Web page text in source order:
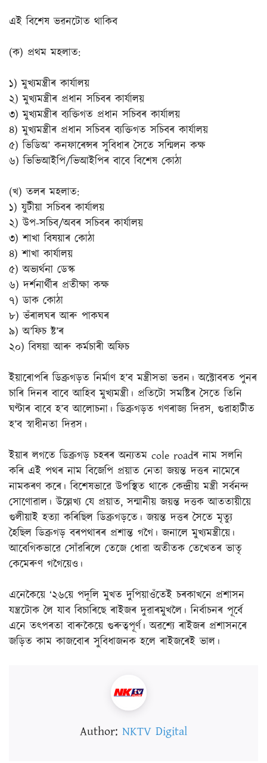
এই বিশেষ ভৱনটোত থাকিব
(ক) প্ৰথম মহলাত:
১) মুখ্যমন্ত্ৰীৰ কাৰ্যালয়
২) মুখ্যমন্ত্ৰীৰ প্ৰধান সচিবৰ কাৰ্যালয়
৩) মুখ্যমন্ত্ৰীৰ ব্যক্তিগত প্ৰধান সচিবৰ কাৰ্যালয়
৪) মুখ্যমন্ত্ৰীৰ প্ৰধান সচিবৰ ব্যক্তিগত সচিবৰ কাৰ্যালয়
৫) ভিডিঅ’ কনফাৰেন্সৰ সুবিধাৰ সৈতে সন্মিলন কক্ষ
৬) ভিভিআইপি/ভিআইপিৰ বাবে বিশেষ কোঠা
(খ) তলৰ মহলাত:
১) যুটীয়া সচিবৰ কাৰ্যালয়
২) উপ-সচিব/অবৰ সচিবৰ কাৰ্যালয়
৩) শাখা বিষয়াৰ কোঠা
৪) শাখা কাৰ্যালয়
৫) অভ্যৰ্থনা ডেস্ক
৬) দৰ্শনাৰ্থীৰ প্ৰতীক্ষা কক্ষ
৭) ডাক কোঠা
৮) ভঁৰালঘৰ আৰু পাকঘৰ
৯) অ’ফিচ ষ্ট’ৰ
২০) বিষয়া আৰু কৰ্মচাৰী অফিচ
ইয়াৰোপৰি ডিব্ৰুগড়ত নিৰ্মাণ হ’ব মন্ত্ৰীসভা ভৱন। অক্টোবৰত পুনৰ
চাৰি দিনৰ বাবে আহিব মুখ্যমন্ত্ৰী। প্ৰতিটো সমষ্টিৰ সৈতে তিনি
ঘণ্টাৰ বাবে হ’ব আলোচনা। ডিব্ৰুগড়ত গণৰাজ্য দিৱস, গুৱাহাটীত
হ’ব স্বাধীনতা দিৱস।
ইয়াৰ লগতে ডিব্ৰুগড় চহৰৰ অন্যতম cole roadৰ নাম সলনি
কৰি এই পথৰ নাম বিজেপি প্ৰয়াত নেতা জয়ন্ত দত্তৰ নামেৰে
নামকৰণ কৰে। বিশেষভাৱে উপস্থিত থাকে কেন্দ্ৰীয় মন্ত্ৰী সৰ্বনন্দ
সোণোৱাল। উল্লেখ্য যে প্ৰয়াত, সন্মানীয় জয়ন্ত দত্তক আততায়ীয়ে
গুলীয়াই হত্যা কৰিছিল ডিব্ৰুগড়তে। জয়ন্ত দত্তৰ সৈতে মৃত্যু
হৈছিল ডিব্ৰুগড় বৰপথাৰৰ প্ৰশান্ত গগৈ। জনালে মুখ্যমন্ত্ৰীয়ে।
আবেগিকভাৱে সোঁৱৰিলে তেজে ধোৱা অতীতক তেখেতৰ ভাতৃ
কেমেৰুণ গগৈয়েও।
এনেকৈয়ে ‘২৬য়ে পদূলি মুখত দুপিয়াওঁতেই চৰকাখনে প্ৰশাসন
যন্ত্ৰটোক লৈ যাব বিচাৰিছে ৰাইজৰ দুৱাৰমুখলৈ। নিৰ্বাচনৰ পূৰ্বে
এনে তত্পৰতা বাৰুকৈয়ে গুৰুত্বপূৰ্ণ। অৱশ্যে ৰাইজৰ প্ৰশাসনৰে
জড়িত কাম কাজবোৰ সুবিধাজনক হলে ৰাইজৰেই ভাল।
Author: NKTV Digital